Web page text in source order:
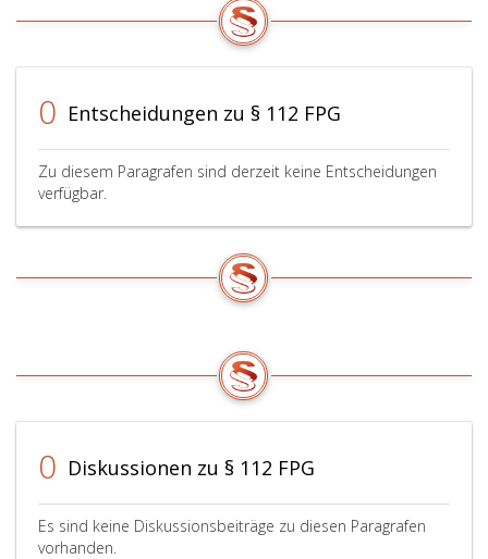
0 Entscheidungen zu § 112 FPG
Zu diesem Paragrafen sind derzeit keine Entscheidungen
verfügbar.
0 Diskussionen zu § 112 FPG
Es sind keine Diskussionsbeiträge zu diesen Paragrafen
vorhanden.